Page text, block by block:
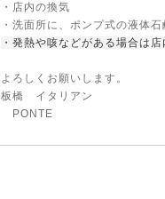
・店内の換気
・洗面所に、ポンプ式の液体
・発熱や咳などがある場合は
よろしくお願いします。
板橋 イタリアン
PONTE